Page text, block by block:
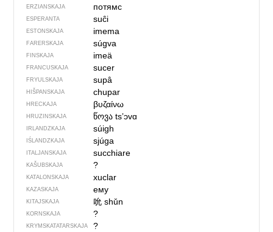
ERZIANSKAJA потямс
ESPERANTA suĉi
ESTONSKAJA imema
FARERSKAJA súgva
FINSKAJA imeä
FRANCUSKAJA sucer
FRYULSKAJA supâ
HIŠPANSKAJA chupar
HRECKAJA βυζαίνω
HRUZINSKAJA წოვაtsʼɔvɑ
IRLANDZKAJA súigh
IŚLANDZKAJA sjúga
ITALJANSKAJA succhiare
KAŠUBSKAJA ?
KATALONSKAJA xuclar
KAZASKAJA ему
KITAJSKAJA 吮shǔn
KORNSKAJA ?
KRYMSKA­TATARSKAJA ?